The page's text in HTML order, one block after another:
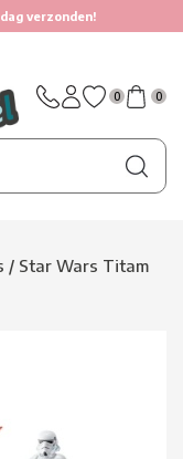
verzonden!
0 0
/ Star Wars Titam